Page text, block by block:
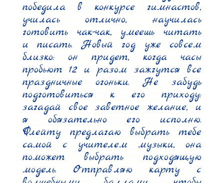
победила в конкурсе гимнастов,
училась отлично, научилась
готовить чак-чак, умеешь читать
и писать. Новый год уже совсем
близко: он придет, когда часы
пробьют 12 и разом зажгутся все
праздничные огоньки. Не забудь
подготовиться к его приходу:
загадай свое заветное желание, и
я обязательно его исполню.
Флейту предлагаю выбрать тебе
самой с учителем музыки, она
поможет выбрать подходящую
модель. Отправляю карту с